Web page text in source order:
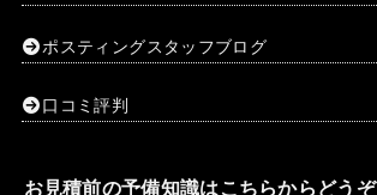
ポスティングスタッフブログ
口コミ評判
お見積前の予備知識はこちらからどうぞ